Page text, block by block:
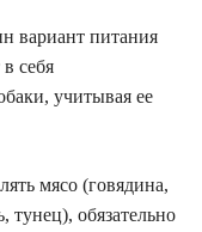
вариант питания
себя
учитывая ее
мясо (говядина,
тунец), обязательно